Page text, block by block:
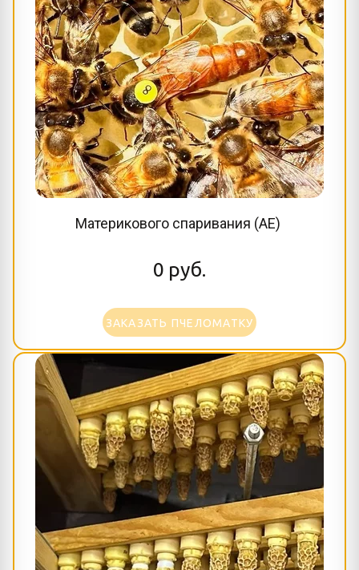
Материкового спаривания (AE)
0 руб.
ЗАКАЗАТЬ ПЧЕЛОМАТКУ